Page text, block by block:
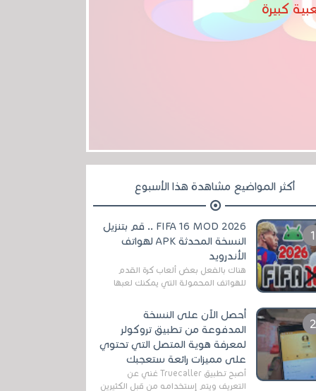
كبيرة
أكثر المواضيع مشاهدة هذا الأسبوع
FIFA 16 MOD 2026 .. قم بتنزيل
النسخة المحدثة APK لهواتف
الأندرويد
هناك بالفعل بعض ألعاب كرة القدم
للهواتف المحمولة التي يمكنك لعبها
مثل EA Sports ...
أحصل الآن على النسخة
المدفوعة من تطبيق تروكولر
لمعرفة هوية المتصل التي تحتوي
على مميزات رائعة ستعجبك
أصبح تطبيق Truecaller غني عن
التعريف ويتم إستخدامه من قبل الكثيرين